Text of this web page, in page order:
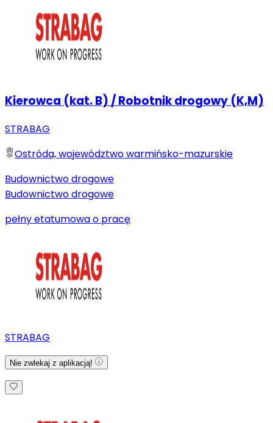
Kierowca (kat. B) / Robotnik drogowy (K,M)
STRABAG
Ostróda, województwo warmińsko-mazurskie
Budownictwo drogowe
Budownictwo drogowe
pełny etatumowa o pracę
STRABAG
Nie zwlekaj z aplikacją!